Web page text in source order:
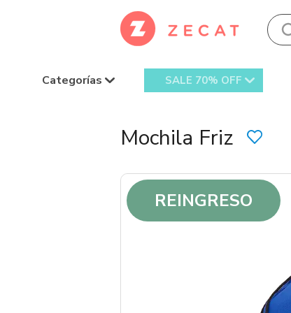
Categorías SALE 70% OFF
Mochila Friz
REINGRESO